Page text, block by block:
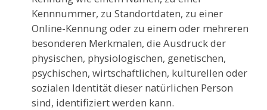
Kennnummer, zu Standortdaten, zu einer
Online-Kennung oder zu einem oder mehreren
besonderen Merkmalen, die Ausdruck der
physischen, physiologischen, genetischen,
psychischen, wirtschaftlichen, kulturellen oder
sozialen Identität dieser natürlichen Person
sind, identifiziert werden kann.